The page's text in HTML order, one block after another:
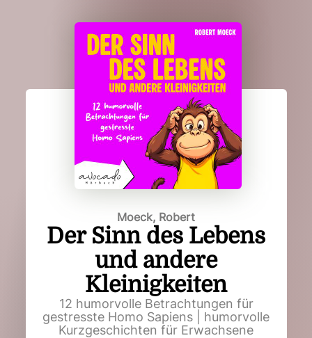
Moeck, Robert
Der Sinn des Lebens
und andere
Kleinigkeiten
12 humorvolle Betrachtungen für
gestresste Homo Sapiens | humorvolle
Kurzgeschichten für Erwachsene